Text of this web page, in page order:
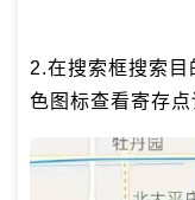
2.在搜索框搜索
色图标查看寄存